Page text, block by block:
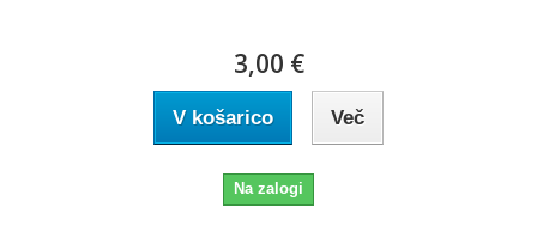
3,00 €
V košarico Več
Na zalogi